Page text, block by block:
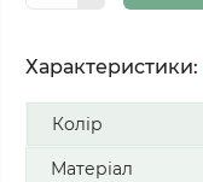
Характеристики:
Колір
Матеріал